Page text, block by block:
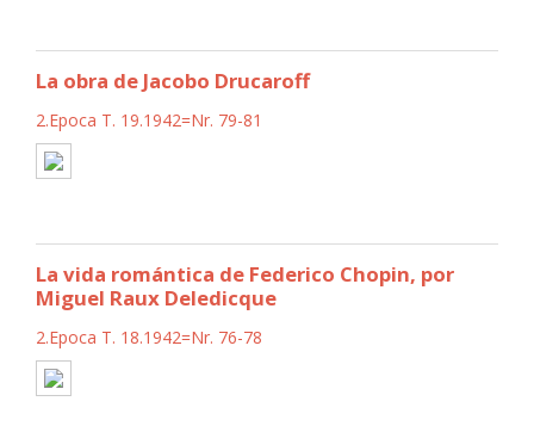
La obra de Jacobo Drucaroff
2.Epoca T. 19.1942=Nr. 79-81
La vida romántica de Federico Chopin, por
Miguel Raux Deledicque
2.Epoca T. 18.1942=Nr. 76-78